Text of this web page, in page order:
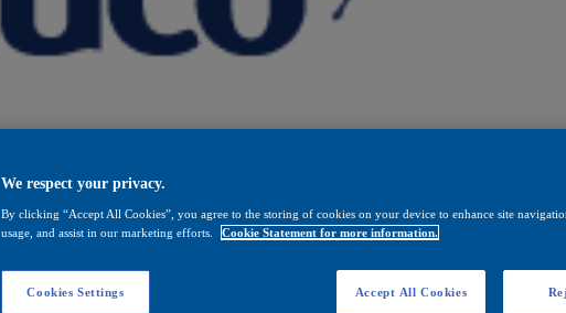
We respect your privacy.
By clicking “Accept All Cookies”, you agree to the storing of cookies on your device to enhance site
usage, and assist in our marketing efforts.
Cookie Statement for more information.
Cookies Settings Accept All Cookies